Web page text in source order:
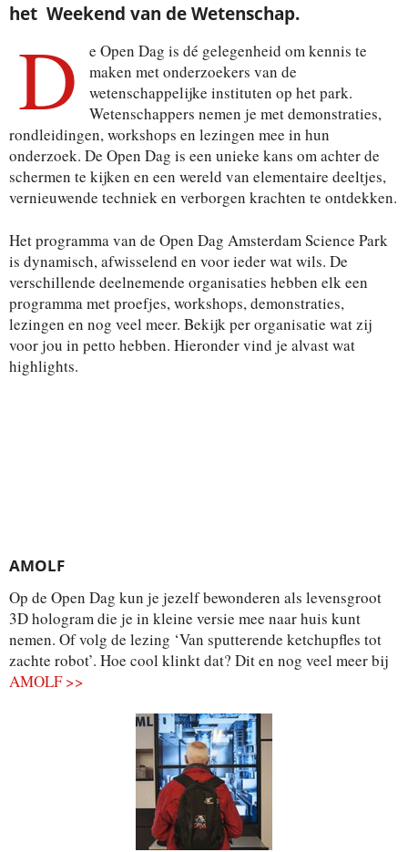
het Weekend van de Wetenschap.
D
e Open Dag is dé gelegenheid om kennis te
maken met onderzoekers van de
wetenschappelijke instituten op het park.
Wetenschappers nemen je met demonstraties,
rondleidingen, workshops en lezingen mee in hun
onderzoek. De Open Dag is een unieke kans om achter de
schermen te kijken en een wereld van elementaire deeltjes,
vernieuwende techniek en verborgen krachten te ontdekken.
Het programma van de Open Dag Amsterdam Science Park
is dynamisch, afwisselend en voor ieder wat wils. De
verschillende deelnemende organisaties hebben elk een
programma met proefjes, workshops, demonstraties,
lezingen en nog veel meer. Bekijk per organisatie wat zij
voor jou in petto hebben. Hieronder vind je alvast wat
highlights.
AMOLF
Op de Open Dag kun je jezelf bewonderen als levensgroot
3D hologram die je in kleine versie mee naar huis kunt
nemen. Of volg de lezing ‘Van sputterende ketchupfles tot
zachte robot’. Hoe cool klinkt dat? Dit en nog veel meer bij
AMOLF >>